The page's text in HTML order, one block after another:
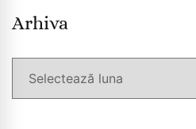
Arhiva